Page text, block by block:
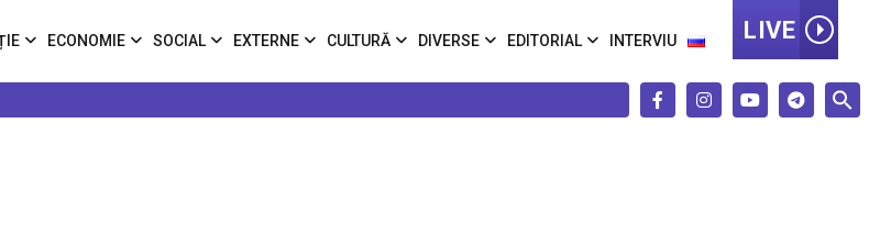
ECONOMIE SOCIAL EXTERNE CULTURĂ DIVERSE EDITORIAL INTERVIU LIVE